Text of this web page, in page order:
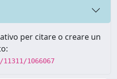
per citare o creare un
1066067